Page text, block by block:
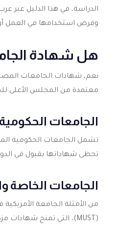
الدراسة، في هذا الدليل عبر
وفرص استخدامها في العمل أو
هل شهادة
نعم، شهادات الجامعات
معتمدة من المجلس الأعلى
الجامعات الحكومية
تشمل الجامعات الحكومية
تحظى شهاداتها بقبول في
الجامعات الخاصة
(MUST)، التي تمنح شهادات مزدوجة أو معتمدة عالميًا من خلال شراكات دولية.